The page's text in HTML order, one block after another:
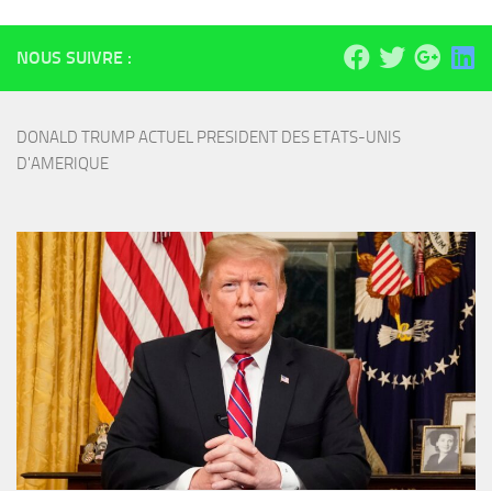
NOUS SUIVRE :
DONALD TRUMP ACTUEL PRESIDENT DES ETATS-UNIS
D'AMERIQUE